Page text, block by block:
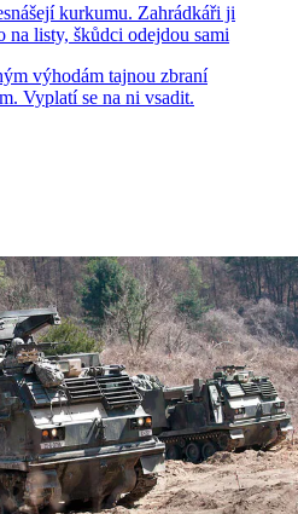
kurkumu. Zahrádkáři ji
listy, škůdci odejdou sami
výhodám tajnou zbraní
Vyplatí se na ni vsadit.